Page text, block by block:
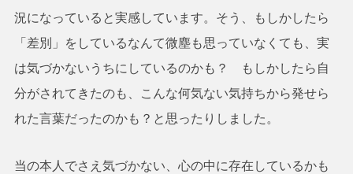
況になっていると実感しています。そう、もしかしたら
「差別」をしているなんて微塵も思っていなくても、実
は気づかないうちにしているのかも？ もしかしたら自
分がされてきたのも、こんな何気ない気持ちから発せら
れた言葉だったのかも？と思ったりしました。
当の本人でさえ気づかない、心の中に存在しているかも